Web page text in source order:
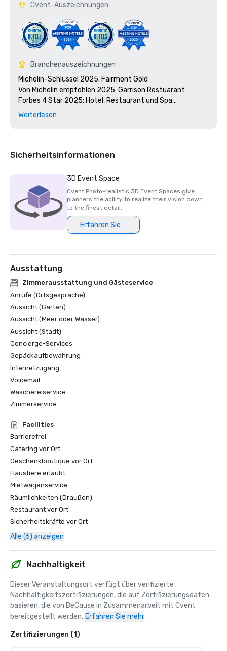
Cvent-Auszeichnungen
Branchenauszeichnungen
Michelin-Schlüssel 2025: Fairmont Gold
Von Michelin empfohlen 2025: Garrison Restuarant
Forbes 4 Star 2025: Hotel, Restaurant und Spa
Auszeit: Die besten Hotels in der Innenstadt von Austin
Wine Spectator Award of Excellence: Garrison 2024
Condé Nast Traveler Readers' Choice Awards: Die 10
Reisen und Freizeit Die besten Hotels der Welt: Die 5
besten Hotels in Austin 2024
TripAdvisor Traveller's Choice 2024
Weiterlesen
Sicherheitsinformationen
3D Event Space
Cvent Photo-realistic 3D Event Spaces give
planners the ability to realize their vision down
to the finest detail.
Erfahren Sie mehr
Ausstattung
Zimmerausstattung und Gästeservice
Anrufe (Ortsgespräche)
Aussicht (Garten)
Aussicht (Meer oder Wasser)
Aussicht (Stadt)
Concierge-Services
Gepäckaufbewahrung
Internetzugang
Voicemail
Wäschereiservice
Zimmerservice
Facilities
Barrierefrei
Catering vor Ort
Geschenkboutique vor Ort
Haustiere erlaubt
Mietwagenservice
Räumlichkeiten (Draußen)
Restaurant vor Ort
Sicherheitskräfte vor Ort
Alle (6) anzeigen
Nachhaltigkeit
Dieser Veranstaltungsort verfügt über verifizierte
Nachhaltigkeitszertifizierungen, die auf Zertifizierungsdaten
basieren, die von BeCause in Zusammenarbeit mit Cvent
bereitgestellt werden. Erfahren Sie mehr
Zertifizierungen (1)